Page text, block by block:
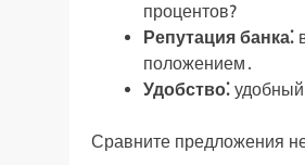
процентов?
Репутация банка⁚
положением․
Удобство⁚ удобный
Сравните предложения